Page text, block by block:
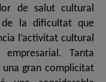
de salut cultural
la dificultat que
l’activitat cultural
Tanta
gran complicitat